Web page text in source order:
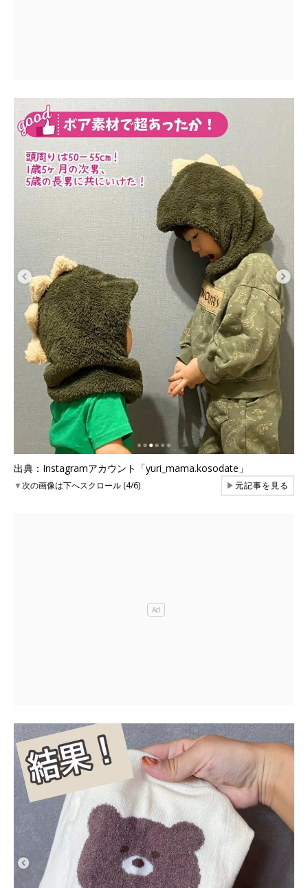
出典：Instagramアカウント「yuri_mama.kosodate」
▼次の画像は下へスクロール (4/6) ▶元記事を見る